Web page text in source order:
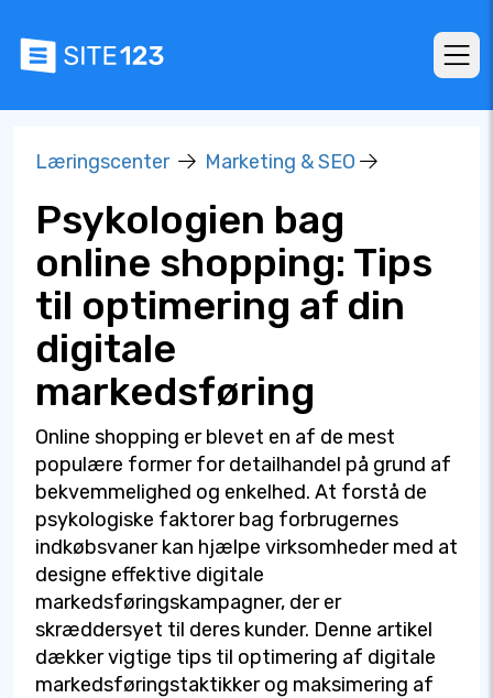
Læringscenter Marketing & SEO
Psykologien bag
online shopping: Tips
til optimering af din
digitale
markedsføring
Online shopping er blevet en af de mest
populære former for detailhandel på grund af
bekvemmelighed og enkelhed. At forstå de
psykologiske faktorer bag forbrugernes
indkøbsvaner kan hjælpe virksomheder med at
designe effektive digitale
markedsføringskampagner, der er
skræddersyet til deres kunder. Denne artikel
dækker vigtige tips til optimering af digitale
markedsføringstaktikker og maksimering af